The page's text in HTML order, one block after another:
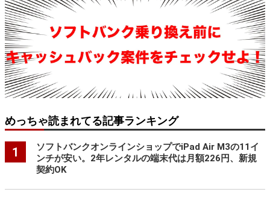
めっちゃ読まれてる記事ランキング
1
ソフトバンクオンラインショップでiPad Air M3の11イ
ンチが安い。2年レンタルの端末代は月額226円、新規
契約OK